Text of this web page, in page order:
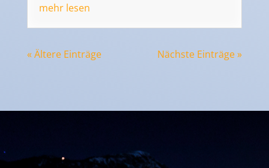
mehr lesen
« Ältere Einträge Nächste Einträge »